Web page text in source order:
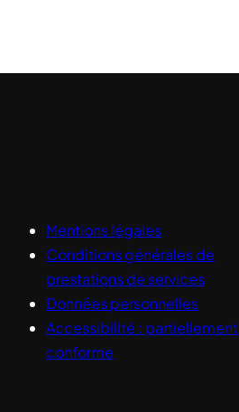
Mentions légales
Conditions générales de
prestations de services
Données personnelles
Accessibilité : partiellement
conforme